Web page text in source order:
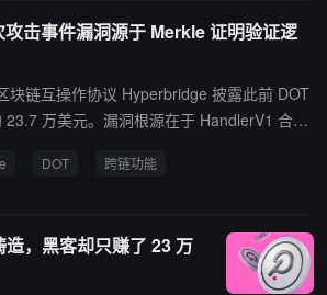
全去中心化的基础设施协议，目标是为多链
统一互操作层。
法机构协同调查。Polkadot 原生 DOT 及 In
影响，Token Gateway 及四条受影响 EVM
处于暂停状态。MMR 验证逻辑补丁正在进
在审计完成后恢复。
击事件漏洞源于 Merkle 证明验证逻
块链互操作协议 Hyperbridge 披露此前 DOT
万美元。漏洞根源在于 HandlerV1 合约
者借此获得以太坊上桥接
安全合作方追踪资金，跨链功能将持续暂停
DOT 跨链功能
，黑客却只赚了 23 万